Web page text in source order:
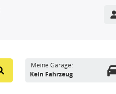
Meine Garage:
Kein Fahrzeug